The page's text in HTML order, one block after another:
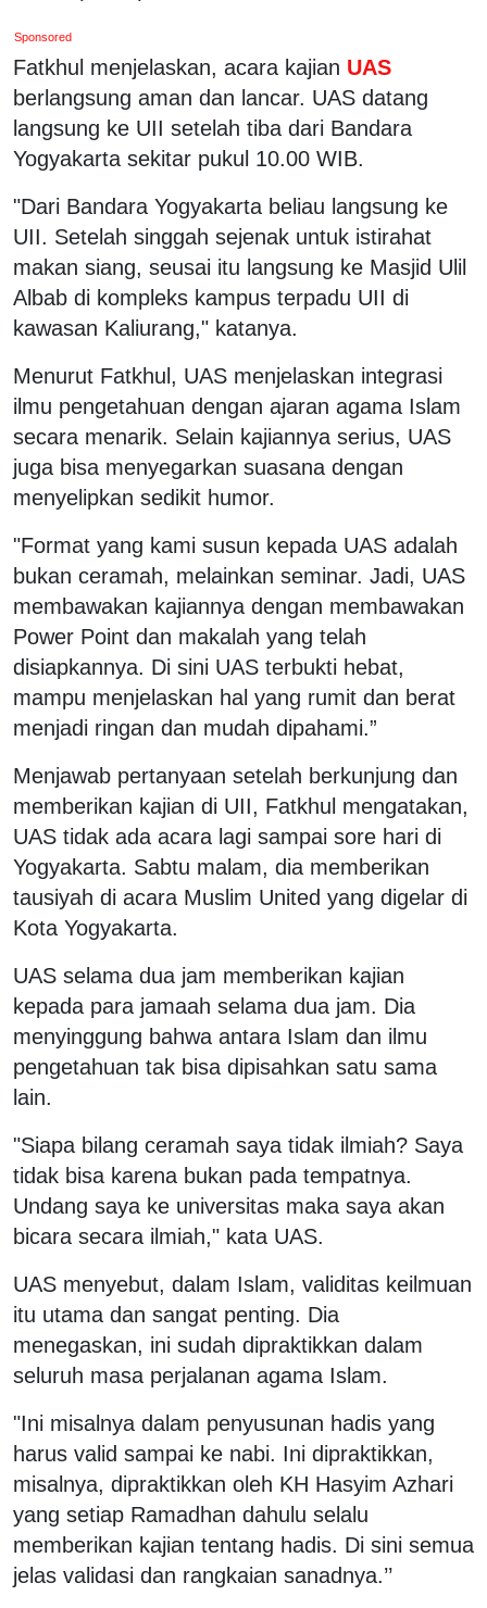
Sponsored
Fatkhul menjelaskan, acara kajian UAS
berlangsung aman dan lancar. UAS datang
langsung ke UII setelah tiba dari Bandara
Yogyakarta sekitar pukul 10.00 WIB.
"Dari Bandara Yogyakarta beliau langsung ke
UII. Setelah singgah sejenak untuk istirahat
makan siang, seusai itu langsung ke Masjid Ulil
Albab di kompleks kampus terpadu UII di
kawasan Kaliurang," katanya.
Menurut Fatkhul, UAS menjelaskan integrasi
ilmu pengetahuan dengan ajaran agama Islam
secara menarik. Selain kajiannya serius, UAS
juga bisa menyegarkan suasana dengan
menyelipkan sedikit humor.
"Format yang kami susun kepada UAS adalah
bukan ceramah, melainkan seminar. Jadi, UAS
membawakan kajiannya dengan membawakan
Power Point dan makalah yang telah
disiapkannya. Di sini UAS terbukti hebat,
mampu menjelaskan hal yang rumit dan berat
menjadi ringan dan mudah dipahami.”
Menjawab pertanyaan setelah berkunjung dan
memberikan kajian di UII, Fatkhul mengatakan,
UAS tidak ada acara lagi sampai sore hari di
Yogyakarta. Sabtu malam, dia memberikan
tausiyah di acara Muslim United yang digelar di
Kota Yogyakarta.
UAS selama dua jam memberikan kajian
kepada para jamaah selama dua jam. Dia
menyinggung bahwa antara Islam dan ilmu
pengetahuan tak bisa dipisahkan satu sama
lain.
"Siapa bilang ceramah saya tidak ilmiah? Saya
tidak bisa karena bukan pada tempatnya.
Undang saya ke universitas maka saya akan
bicara secara ilmiah," kata UAS.
UAS menyebut, dalam Islam, validitas keilmuan
itu utama dan sangat penting. Dia
menegaskan, ini sudah dipraktikkan dalam
seluruh masa perjalanan agama Islam.
"Ini misalnya dalam penyusunan hadis yang
harus valid sampai ke nabi. Ini dipraktikkan,
misalnya, dipraktikkan oleh KH Hasyim Azhari
yang setiap Ramadhan dahulu selalu
memberikan kajian tentang hadis. Di sini semua
jelas validasi dan rangkaian sanadnya.’’